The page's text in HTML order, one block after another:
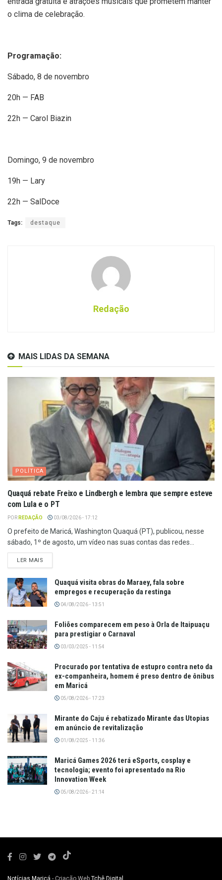
o clima de celebração.
Programação:
Sábado, 8 de novembro
20h — FAB
22h — Carol Biazin
Domingo, 9 de novembro
19h — Lary
22h — SalDoce
Tags: destaque
Redação
MAIS LIDAS DA SEMANA
POLÍTICA
Quaquá rebate Freixo e Lindbergh e lembra que sempre esteve
com Lula e o PT
POR REDAÇÃO 03/08/2026 - 17:12
O prefeito de Maricá, Washington Quaquá (PT), publicou, nesse
sábado, 1º de agosto, um vídeo nas suas contas das redes...
LER MAIS
Quaquá visita obras do Maraey, fala sobre
empregos e recuperação da restinga
04/08/2026 - 13:51
Foliões comparecem em peso à Orla de Itaipuaçu
para prestigiar o Carnaval
03/03/2025 - 11:54
Procurado por tentativa de estupro contra neto da
ex-companheira, homem é preso dentro de ônibus
em Maricá
05/08/2026 - 17:23
Mirante do Caju é rebatizado Mirante das Utopias
em anúncio de revitalização
01/08/2025 - 11:36
Maricá Games 2026 terá eSports, cosplay e
tecnologia; evento foi apresentado na Rio
Innovation Week
05/08/2026 - 21:14